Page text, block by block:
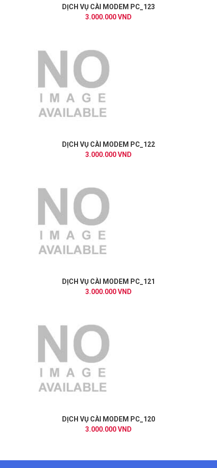
DỊCH VỤ CÀI MODEM PC_123
3.000.000 VND
DỊCH VỤ CÀI MODEM PC_122
3.000.000 VND
DỊCH VỤ CÀI MODEM PC_121
3.000.000 VND
DỊCH VỤ CÀI MODEM PC_120
3.000.000 VND